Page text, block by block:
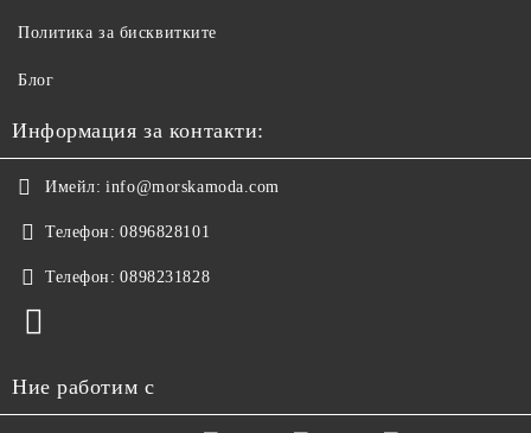
Политика за бисквитките
Блог
Информация за контакти:
Имейл: info@morskamoda.com
Телефон: 0896828101
Телефон: 0898231828
Ние работим с